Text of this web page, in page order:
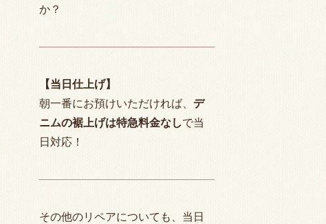
か？
【当日仕上げ】
朝一番にお預けいただければ、 デ
ニムの裾上げは特急料金なしで当
日対応！
その他のリペアについても、当日